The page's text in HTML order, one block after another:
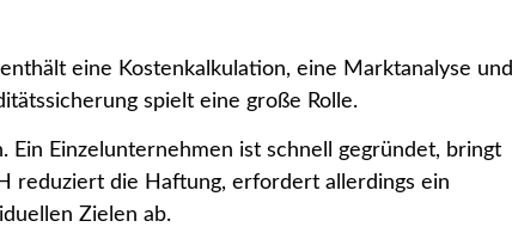
eine Kostenkalkulation, eine Marktanalyse und
spielt eine große Rolle.
Einzelunternehmen ist schnell gegründet, bringt
reduziert die Haftung, erfordert allerdings ein
Zielen ab.